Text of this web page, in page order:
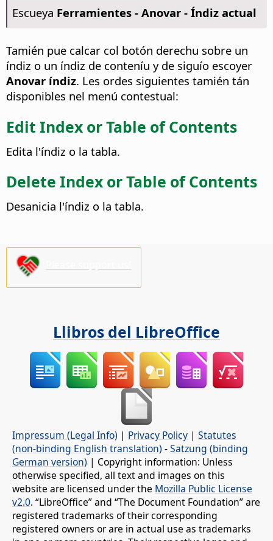
Escueya Ferramientes - Anovar - Índiz actual
Tamién pue calcar col botón derechu sobre un
índiz o un índiz de conteníu y de siguío escoyer
Anovar índiz. Les ordes siguientes tamién tán
disponibles nel menú contestual:
Edit Index or Table of Contents
Edita l'índiz o la tabla.
Delete Index or Table of Contents
Desanicia l'índiz o la tabla.
Llibros del LibreOffice
Impressum (Legal Info) | Privacy Policy | Statutes
(non-binding English translation) -Satzung (binding
German version) | Copyright information: Unless
otherwise specified, all text and images on this
website are licensed under the Mozilla Public License
v2.0. “LibreOffice” and “The Document Foundation” are
registered trademarks of their corresponding
registered owners or are in actual use as trademarks